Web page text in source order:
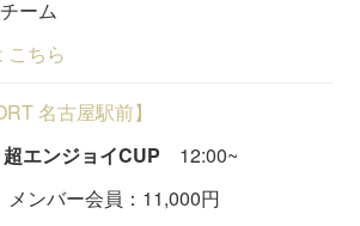
こちら
名古屋駅前】
超エンジョイCUP 12:00~
ンバー会員：11,000円